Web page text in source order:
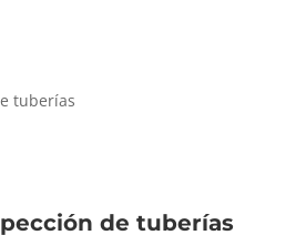
tuberías
de tuberías